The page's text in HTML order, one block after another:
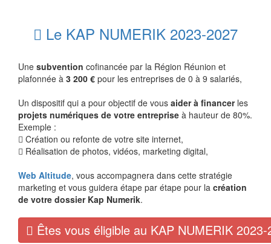
Le KAP NUMERIK 2023-2027
Une subvention cofinancée par la Région Réunion et
plafonnée à 3 200 € pour les entreprises de 0 à 9 salariés,
Un dispositif qui a pour objectif de vous aider à financerles
projets numériques de votre entreprise à hauteur de 80%.
Exemple :
Création ou refonte de votre site internet,
Réalisation de photos, vidéos, marketing digital,
Web Altitude, vous accompagnera dans cette stratégie
marketing et vous guidera étape par étape pour la création
de votre dossier Kap Numerik.
Êtes vous éligible au KAP NUMERIK